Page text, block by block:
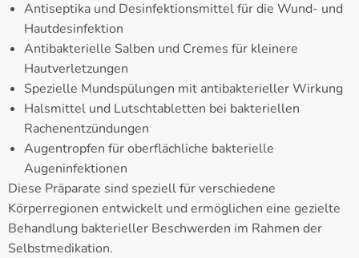
Antiseptika und Desinfektionsmittel für die Wund- und
Hautdesinfektion
Antibakterielle Salben und Cremes für kleinere
Hautverletzungen
Spezielle Mundspülungen mit antibakterieller Wirkung
Halsmittel und Lutschtabletten bei bakteriellen
Rachenentzündungen
Augentropfen für oberflächliche bakterielle
Augeninfektionen
Diese Präparate sind speziell für verschiedene
Körperregionen entwickelt und ermöglichen eine gezielte
Behandlung bakterieller Beschwerden im Rahmen der
Selbstmedikation.